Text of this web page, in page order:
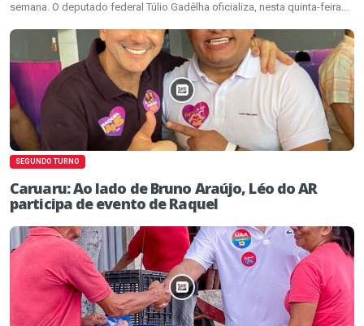
semana. O deputado federal Túlio Gadêlha oficializa, nesta quinta-feira...
SEGUNDO TURNO
Caruaru: Ao lado de Bruno Araújo, Léo do AR
participa de evento de Raquel